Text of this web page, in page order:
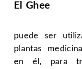
El Ghee
puede ser
plantas
en él, para